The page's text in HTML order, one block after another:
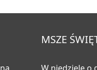
MSZE